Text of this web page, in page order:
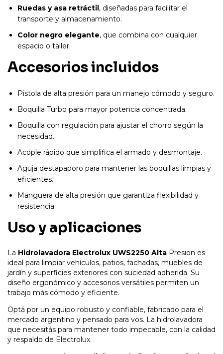
Ruedas y asa retráctil , diseñadas para facilitar el
transporte y almacenamiento.
Color negro elegante, que combina con cualquier
espacio o taller.
Accesorios incluidos
Pistola de alta presión para un manejo cómodo y seguro.
Boquilla Turbo para mayor potencia concentrada.
Boquilla con regulación para ajustar el chorro según la
necesidad.
Acople rápido que simplifica el armado y desmontaje.
Aguja destapaporo para mantener las boquillas limpias y
eficientes.
Manguera de alta presión que garantiza flexibilidad y
resistencia.
Uso y aplicaciones
La Hidrolavadora Electrolux UWS2250 Alta Presion es
ideal para limpiar vehículos, patios, fachadas, muebles de
jardín y superficies exteriores con suciedad adherida. Su
diseño ergonómico y accesorios versátiles permiten un
trabajo más cómodo y eficiente.
Optá por un equipo robusto y confiable, fabricado para el
mercado argentino y pensado para vos. La hidrolavadora
que necesitás para mantener todo impecable, con la calidad
y respaldo de Electrolux.